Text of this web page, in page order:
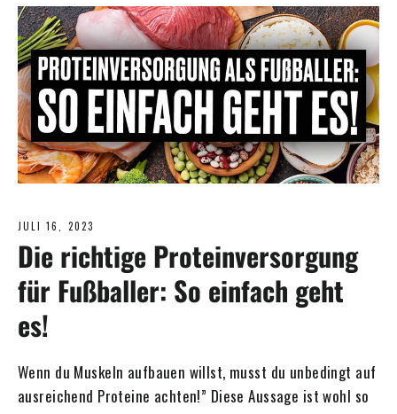
JULI 16, 2023
Die richtige Proteinversorgung
für Fußballer: So einfach geht
es!
Wenn du Muskeln aufbauen willst, musst du unbedingt auf
ausreichend Proteine achten!” Diese Aussage ist wohl so